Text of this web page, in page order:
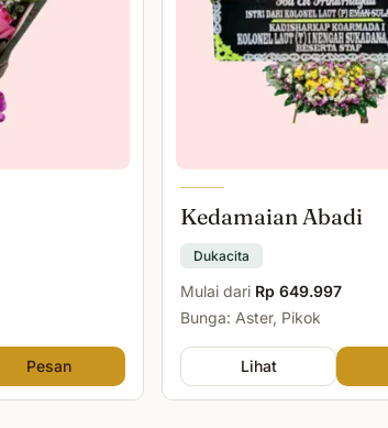
Pesan
Kedamaian Abadi
Dukacita
Mulai dari Rp 649.997
Bunga: Aster, Pikok
Lihat